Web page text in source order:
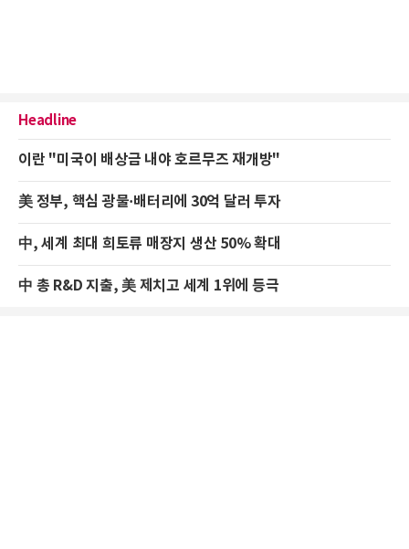
Headline
이란 "미국이 배상금 내야 호르무즈 재개방"
美 정부, 핵심 광물·배터리에 30억 달러 투자
中, 세계 최대 희토류 매장지 생산 50% 확대
中 총 R&D 지출, 美 제치고 세계 1위에 등극